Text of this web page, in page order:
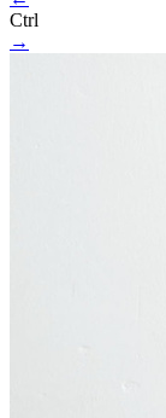
Ctrl
→